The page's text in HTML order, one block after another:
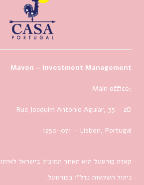
Maven – Investment Management
Main office:
Rua Joaquim Antonio Aguiar, 35 – 2D
1250-071 – Lisbon, Portugal
קאזה פורטוגל הוא האתר המוביל בישראל
ניהול השקעות נדל”ן בפורטוגל.